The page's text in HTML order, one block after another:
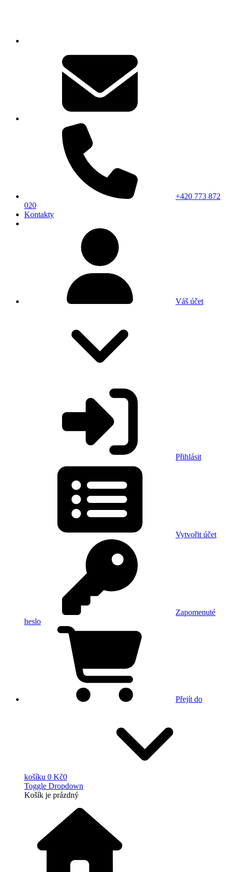
+420 773 872
020
Kontakty
Váš účet
Přihlásit
Vytvořit účet
Zapomenuté
heslo
Přejít do
košíku 0 Kč0
Toggle Dropdown
Košík je prázdný